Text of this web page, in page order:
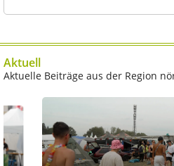
Aktuell
Aktuelle Beiträge aus der Region